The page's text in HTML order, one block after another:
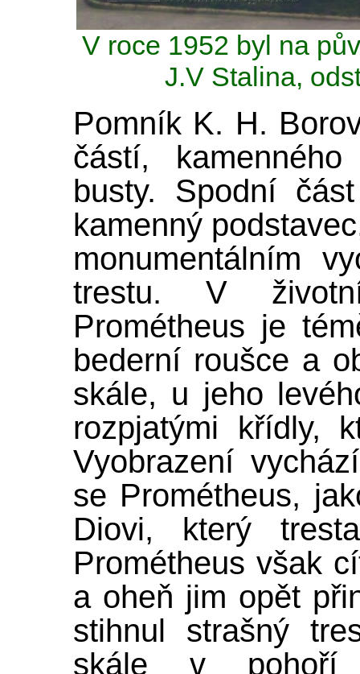
V roce 1952 byl na
J.V Stalina,
Pomník K. H.
částí,
busty. Spodní
kamenný
monumentálním
trestu. V
Prométheus je
bederní roušce a
skále, u jeho
rozpjatými křídly,
Vyobrazení
se Prométheus,
Diovi, který
Prométheus však
a oheň jim opět
stihnul strašný
skále v pohoří